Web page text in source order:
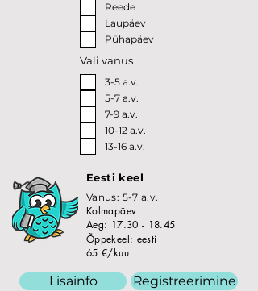
Reede
Laupäev
Pühapäev
Vali vanus
3-5 a.v.
5-7 a.v.
7-9 a.v.
10-12 a.v.
13-16 a.v.
Eesti keel
Vanus: 5-7 a.v.
Kolmapäev
Aeg: 17.30 - 18.45
Õppekeel: eesti
65 €/kuu
Lisainfo Registreerimine